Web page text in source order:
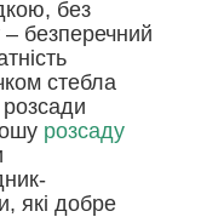
без
безперечний
стебла
розсаду
які добре